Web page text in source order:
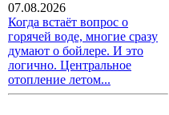
07.08.2026
Когда встаёт вопрос о
горячей воде, многие сразу
думают о бойлере. И это
логично. Центральное
отопление летом...